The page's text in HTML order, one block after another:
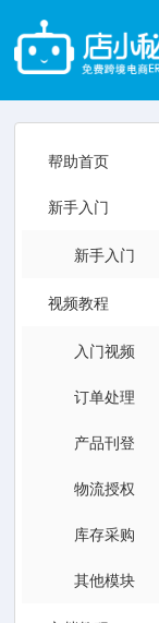
帮助首页
新手入门
新手入门
视频教程
入门视频
订单处理
产品刊登
物流授权
库存采购
其他模块